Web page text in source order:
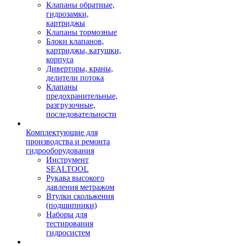
Клапаны обратные,
гидрозамки,
картриджы
Клапаны тормозные
Блоки клапанов,
картриджы, катушки,
корпуса
Диверторы, краны,
делители потока
Клапаны
предохранительные,
разгрузочные,
последовательности
Комплектующие для
производства и ремонта
гидрооборудования
Инструмент
SEALTOOL
Рукава высокого
давления метражом
Втулки скольжения
(подшипники)
Наборы для
тестирования
гидросистем